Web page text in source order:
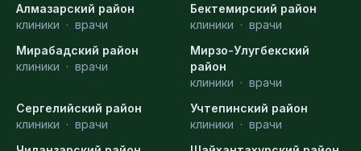
Алмазарский район
клиники · врачи
Бектемирский район
клиники · врачи
Мирабадский район
клиники · врачи
Мирзо-Улугбекский
район
клиники · врачи
Сергелийский район
клиники · врачи
Учтепинский район
клиники · врачи